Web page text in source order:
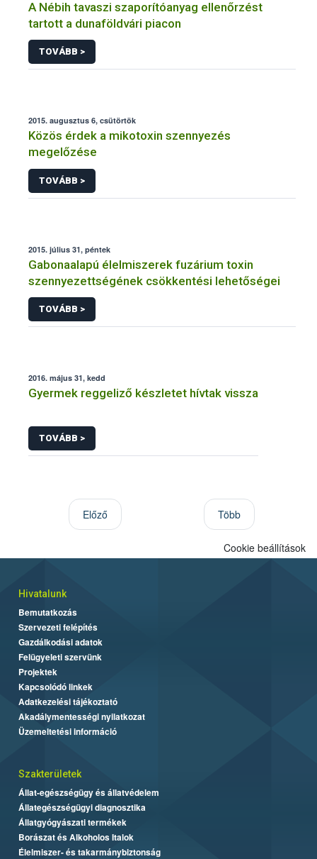
A Nébih tavaszi szaporítóanyag ellenőrzést
tartott a dunaföldvári piacon
TOVÁBB >
2015. augusztus 6, csütörtök
Közös érdek a mikotoxin szennyezés
megelőzése
TOVÁBB >
2015. július 31, péntek
Gabonaalapú élelmiszerek fuzárium toxin
szennyezettségének csökkentési lehetőségei
TOVÁBB >
2016. május 31, kedd
Gyermek reggeliző készletet hívtak vissza
TOVÁBB >
Előző Több
Cookie beállítások
Hivatalunk
Bemutatkozás
Szervezeti felépítés
Gazdálkodási adatok
Felügyeleti szervünk
Projektek
Kapcsolódó linkek
Adatkezelési tájékoztató
Akadálymentességi nyilatkozat
Üzemeltetési információ
Szakterületek
Állat-egészségügy és állatvédelem
Állategészségügyi diagnosztika
Állatgyógyászati termékek
Borászat és Alkoholos Italok
Élelmiszer- és takarmánybiztonság